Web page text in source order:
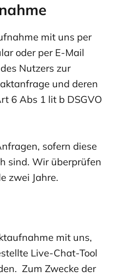
mit uns per
oder per E-Mail
Nutzers zur
und deren
6 Abs 1 lit b DSGVO
sofern diese
sind. Wir überprüfen
zwei Jahre.
mit uns,
Live-Chat-Tool
Zum Zwecke der